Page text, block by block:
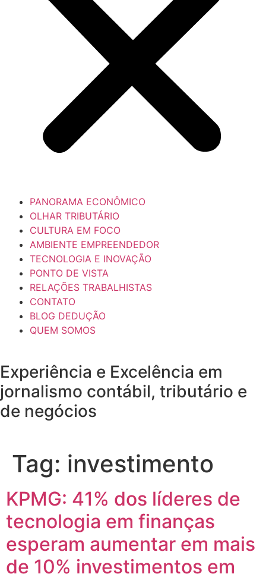
PANORAMA ECONÔMICO
OLHAR TRIBUTÁRIO
CULTURA EM FOCO
AMBIENTE EMPREENDEDOR
TECNOLOGIA E INOVAÇÃO
PONTO DE VISTA
RELAÇÕES TRABALHISTAS
CONTATO
BLOG DEDUÇÃO
QUEM SOMOS
Experiência e Excelência em
jornalismo contábil, tributário e
de negócios
Tag: investimento
KPMG: 41% dos líderes de
tecnologia em finanças
esperam aumentar em mais
de 10% investimentos em